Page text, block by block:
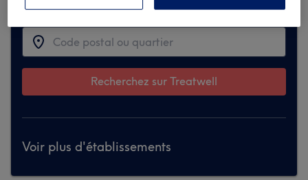
Recherchez sur Treatwell
Voir plus d'établissements